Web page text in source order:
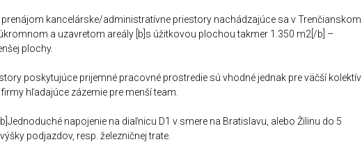
prenájom kancelárske/administratívne priestory nachádzajúce sa v Trenčianskom
a uzavretom areály [b]s úžitkovou plochou takmer 1.350 m2[/b] –
plochy.
poskytujúce prijemné pracovné prostredie sú vhodné jednak pre väčší kolektív
hľadajúce zázemie pre menší team.
napojenie na diaľnicu D1 v smere na Bratislavu, alebo Žilinu do 5
podjazdov, resp. železničnej trate.